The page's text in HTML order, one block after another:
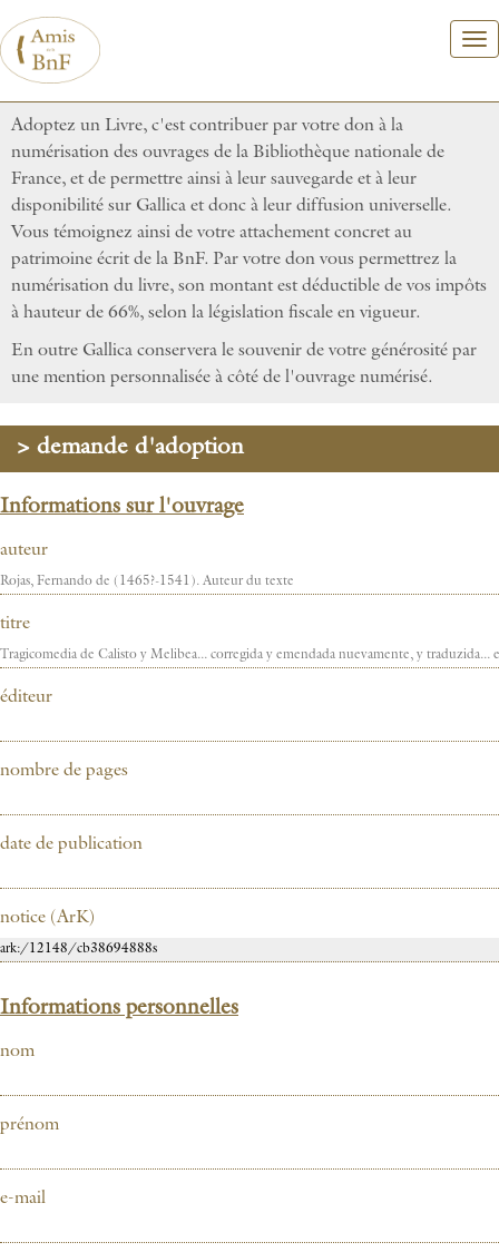
au
contenu
Adoptez un Livre, c'est contribuer par votre don à la
numérisation des ouvrages de la Bibliothèque nationale de
France, et de permettre ainsi à leur sauvegarde et à leur
disponibilité sur Gallica et donc à leur diffusion universelle.
Vous témoignez ainsi de votre attachement concret au
patrimoine écrit de la BnF. Par votre don vous permettrez la
numérisation du livre, son montant est déductible de vos impôts
à hauteur de 66%, selon la législation fiscale en vigueur.
En outre Gallica conservera le souvenir de votre générosité par
une mention personnalisée à côté de l'ouvrage numérisé.
> demande d'adoption
Informations sur l'ouvrage
auteur
titre
éditeur
nombre de pages
date de publication
notice (ArK)
Informations personnelles
nom
prénom
e-mail